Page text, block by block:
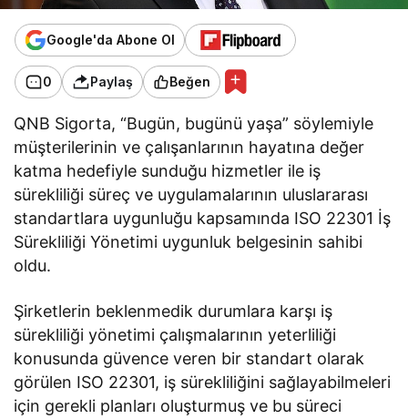
Google'da Abone Ol
0 Paylaş Beğen
QNB Sigorta, “Bugün, bugünü yaşa” söylemiyle
müşterilerinin ve çalışanlarının hayatına değer
katma hedefiyle sunduğu hizmetler ile iş
sürekliliği süreç ve uygulamalarının uluslararası
standartlara uygunluğu kapsamında ISO 22301 İş
Sürekliliği Yönetimi uygunluk belgesinin sahibi
oldu.
Şirketlerin beklenmedik durumlara karşı iş
sürekliliği yönetimi çalışmalarının yeterliliği
konusunda güvence veren bir standart olarak
görülen ISO 22301, iş sürekliliğini sağlayabilmeleri
için gerekli planları oluşturmuş ve bu süreci